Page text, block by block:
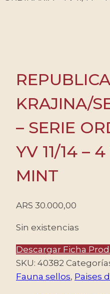
KRAJINA/
– SERIE
YV 11/14 –
MINT
ARS 30.000,00
Sin existencias
Descargar Ficha
SKU: 40382
Fauna sellos, Paises